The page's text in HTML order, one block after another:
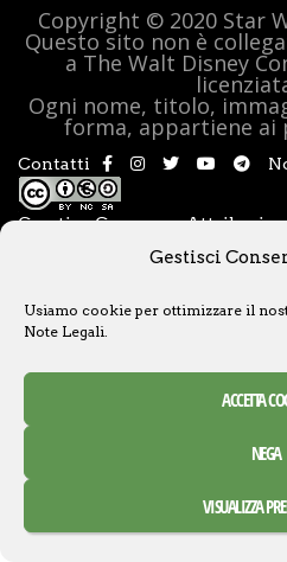
Gestisci
Usiamo cookie per ottimizzare il
Note Legali.
ACCETTA
NEGA
VISUALIZZA
Copyright © 2020 Star
Questo sito non è
a The Walt Disney
Ogni nome, titolo,
forma, appartiene
Contatti
Creative Commons